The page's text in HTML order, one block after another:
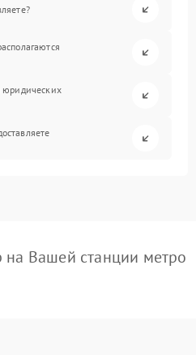
юридических
Вашей станции метро